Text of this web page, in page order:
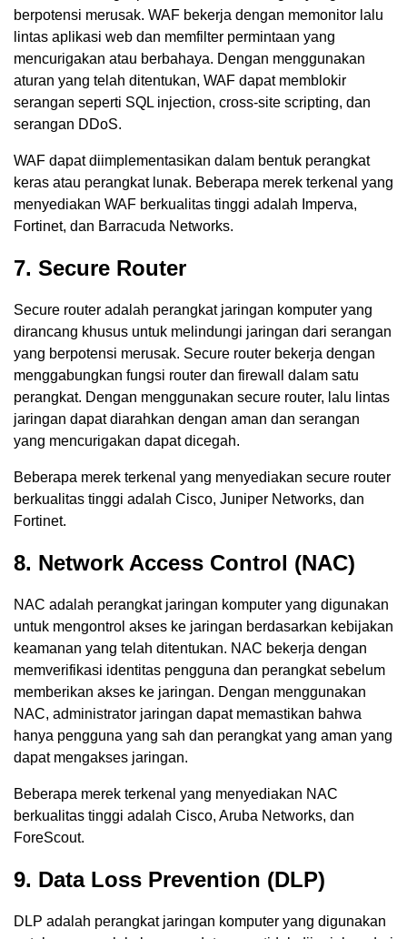
berpotensi merusak. WAF bekerja dengan memonitor lalu
lintas aplikasi web dan memfilter permintaan yang
mencurigakan atau berbahaya. Dengan menggunakan
aturan yang telah ditentukan, WAF dapat memblokir
serangan seperti SQL injection, cross-site scripting, dan
serangan DDoS.
WAF dapat diimplementasikan dalam bentuk perangkat
keras atau perangkat lunak. Beberapa merek terkenal yang
menyediakan WAF berkualitas tinggi adalah Imperva,
Fortinet, dan Barracuda Networks.
7. Secure Router
Secure router adalah perangkat jaringan komputer yang
dirancang khusus untuk melindungi jaringan dari serangan
yang berpotensi merusak. Secure router bekerja dengan
menggabungkan fungsi router dan firewall dalam satu
perangkat. Dengan menggunakan secure router, lalu lintas
jaringan dapat diarahkan dengan aman dan serangan
yang mencurigakan dapat dicegah.
Beberapa merek terkenal yang menyediakan secure router
berkualitas tinggi adalah Cisco, Juniper Networks, dan
Fortinet.
8. Network Access Control (NAC)
NAC adalah perangkat jaringan komputer yang digunakan
untuk mengontrol akses ke jaringan berdasarkan kebijakan
keamanan yang telah ditentukan. NAC bekerja dengan
memverifikasi identitas pengguna dan perangkat sebelum
memberikan akses ke jaringan. Dengan menggunakan
NAC, administrator jaringan dapat memastikan bahwa
hanya pengguna yang sah dan perangkat yang aman yang
dapat mengakses jaringan.
Beberapa merek terkenal yang menyediakan NAC
berkualitas tinggi adalah Cisco, Aruba Networks, dan
ForeScout.
9. Data Loss Prevention (DLP)
DLP adalah perangkat jaringan komputer yang digunakan